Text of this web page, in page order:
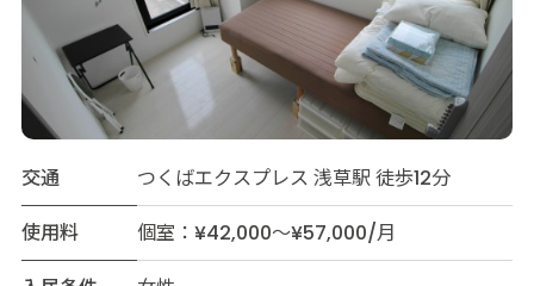
交通
つくばエクスプレス 浅草駅 徒歩12分
使用料
個室：¥42,000～¥57,000/月